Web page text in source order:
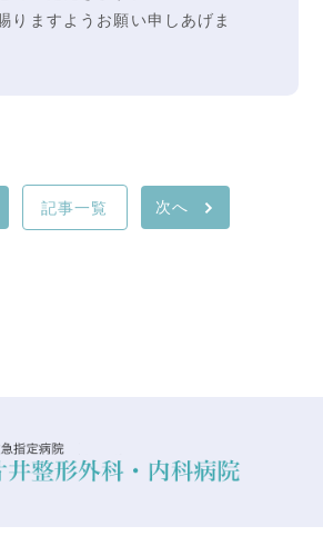
りますようお願い申しあげま
記事一覧 次へ